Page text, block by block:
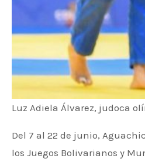
Luz Adiela Álvarez, judoca
Del 7 al 22 de junio,
los Juegos Bolivarianos y